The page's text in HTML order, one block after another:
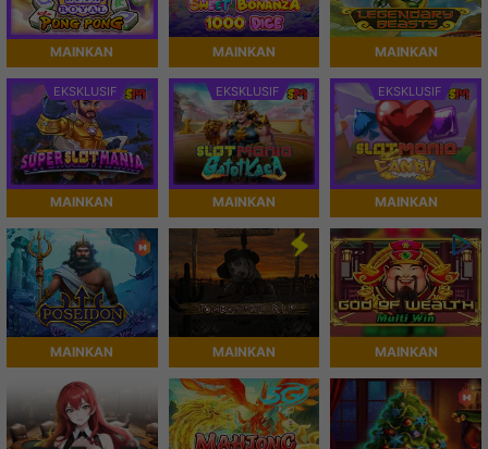
MAINKAN MAINKAN MAINKAN
EKSKLUSIF
MAINKAN
EKSKLUSIF
MAINKAN
EKSKLUSIF
MAINKAN
MAINKAN MAINKAN MAINKAN